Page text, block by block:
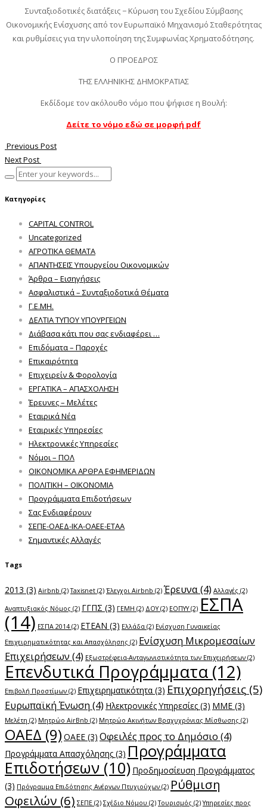
Συνταξιοδοτικές διατάξεις − Κύρωση του Σχεδίου Σύμβασης
Οικονομικής Ενίσχυσης από τον Ευρωπαϊκό Μηχανισμό Σταθερότητας
και ρυθμίσεις για την υλοποίηση της Συμφωνίας Χρηματοδότησης.
Ο ΠΡΟΕΔΡΟΣ
ΤΗΣ ΕΛΛΗΝΙΚΗΣ ΔΗΜΟΚΡΑΤΙΑΣ
Εκδίδομε τον ακόλουθο νόμο που ψήφισε η Βουλή:
Δείτε το νόμο εδώ σε μορφή pdf
Previous Post
Next Post
Κατηγορίες
CAPITAL CONTROL
Uncategorized
ΑΓΡΟΤΙΚΑ ΘΕΜΑΤΑ
ΑΠΑΝΤΗΣΕΙΣ Υπουργείου Οικονομικών
Άρθρα – Εισηγήσεις
Ασφαλιστικά – Συνταξιοδοτικά Θέματα
Γ.Ε.ΜΗ.
ΔΕΛΤΙΑ ΤΥΠΟΥ ΥΠΟΥΡΓΕΙΩΝ
Διάβασα κάτι που σας ενδιαφέρει …
Επιδόματα – Παροχές
Επικαιρότητα
Επιχειρείν & Φορολογία
ΕΡΓΑΤΙΚΑ – ΑΠΑΣΧΟΛΗΣΗ
Έρευνες – Μελέτες
Εταιρικά Νέα
Εταιρικές Υπηρεσίες
Ηλεκτρονικές Υπηρεσίες
Νόμοι – ΠΟΛ
ΟΙΚΟΝΟΜΙΚΑ ΑΡΘΡΑ ΕΦΗΜΕΡΙΔΩΝ
ΠΟΛΙΤΙΚΗ – ΟΙΚΟΝΟΜΙΑ
Προγράμματα Επιδοτήσεων
Σας Ενδιαφέρουν
ΣΕΠΕ-ΟΑΕΔ-ΙΚΑ-ΟΑΕΕ-ΕΤΑΑ
Σημαντικές Αλλαγές
Tags
2013 (3) Airbnb (2) Taxisnet (2) Έλεγχοι Airbnb (2) Έρευνα(4) Αλλαγές (2)
Αναπτυξιακός Νόμος (2) ΓΓΠΣ (3) ΓΕΜΗ (2) ΔΟΥ(2) ΕΟΠΥΥ(2) ΕΣΠΑ
(14) ΕΣΠΑ 2014 (2) ΕΤΕΑΝ (3) Ελλάδα (2) Ενίσχυση Γυναικείας
Επιχειρηματικότητας και Απασχόλησης (2) Ενίσχυση Μικρομεσαίων
Επιχειρήσεων (4) Εξωστρέφεια-Ανταγωνιστικότητα των Επιχειρήσεων (2)
Επενδυτικά Προγράμματα (12)
Επιβολή Προστίμων (2) Επιχειρηματικότητα (3) Επιχορηγήσεις (5)
Ευρωπαϊκή Ένωση(4) Ηλεκτρονικές Υπηρεσίες (3) ΜΜΕ (3)
Μελέτη (2) Μητρώο AirBnb (2) Μητρώο Ακινήτων Βραχυχρόνιας Μίσθωσης (2)
ΟΑΕΔ (9) ΟΑΕΕ (3) Οφειλές προς το Δημόσιο (4)
Προγράμματα Απασχόλησης (3) Προγράμματα
Επιδοτήσεων (10) Προδημοσίευση Προγράμματος
(3) Πρόγραμμα Επιδότησης Ανέργων Πτυχιούχων (2) Ρύθμιση
Οφειλών (6) ΣΕΠΕ (2) Σχέδιο Νόμου (2) Τουρισμός (2) Υπηρεσίες προς